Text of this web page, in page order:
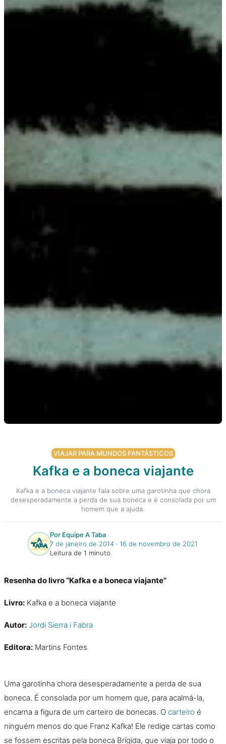
VIAJAR PARA MUNDOS FANTÁSTICOS
Kafka e a boneca viajante
Kafka e a boneca viajante fala sobre uma garotinha que chora
desesperadamente a perda de sua boneca e é consolada por um
homem que a ajuda.
Por Equipe A Taba
7 de janeiro de 2014‧ 16 de novembro de 2021
Leitura de 1 minuto
Resenha do livro “Kafka e a boneca viajante”
Livro: Kafka e a boneca viajante
Autor: Jordi Sierra i Fabra
Editora: Martins Fontes
Uma garotinha chora desesperadamente a perda de sua
boneca. É consolada por um homem que, para acalmá-la,
encarna a figura de um carteiro de bonecas. O carteiro é
ninguém menos do que Franz Kafka! Ele redige cartas como
se fossem escritas pela boneca Brígida, que viaja por todo o